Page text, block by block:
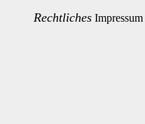
Rechtliches Impressum